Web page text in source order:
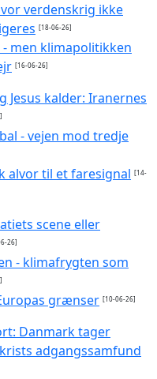
verdenskrig ikke
[18-06-26]
men klimapolitikken
[16-06-26]
Jesus kalder: Iranernes
- vejen mod tredje
alvor til et faresignal [14-
scene eller
26]
- klimafrygten som
grænser [10-06-26]
Danmark tager
adgangssamfund